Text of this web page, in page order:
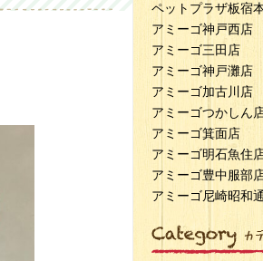
ペットプラザ板宿
アミーゴ神戸西店
アミーゴ三田店
アミーゴ神戸灘店
アミーゴ加古川店
アミーゴつかしん
アミーゴ箕面店
アミーゴ明石魚住
アミーゴ豊中服部
アミーゴ尼崎昭和